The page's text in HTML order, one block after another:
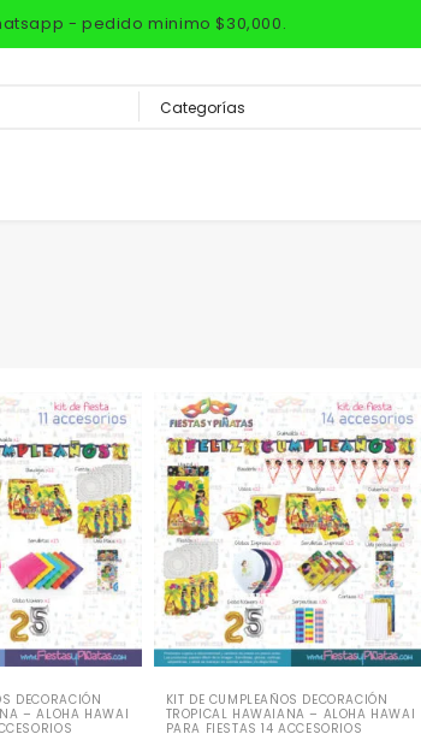
- pedido minimo $30,000.
DECORACIÓN
– ALOHA HAWAI
KIT DE CUMPLEAÑOS DECORACIÓN
TROPICAL HAWAIANA – ALOHA HAWAI
PARA FIESTAS 14 ACCESORIOS